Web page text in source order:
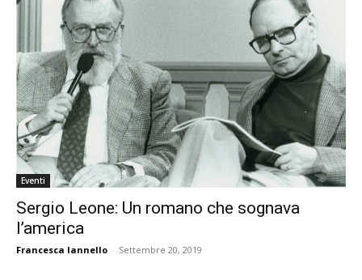
Eventi
Sergio Leone: Un romano che sognava
l’america
Francesca Iannello - Settembre 20, 2019